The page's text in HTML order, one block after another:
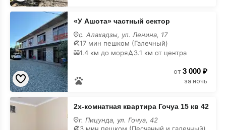
«У
частный
сектор
на
карте
«У Ашота» частный сектор
с. Алахадзы, ул. Ленина, 17
17 мин пешком (Галечный)
1.4 км до моря
3.1 км от центра
от 3 000 ₽
за ночь
2х-
комнатная
2х-комнатная квартира Гочуа 15 кв 42
г. Пицунда, ул. Гочуа, 42
3 мин пешком (Песчаный и галечный)